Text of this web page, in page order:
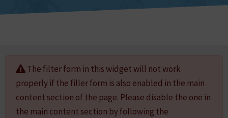
The filter form in this widget will not work
properly if the filler form is also enabled in the main
content section of the page. Please disable the one in
the main content section by following the